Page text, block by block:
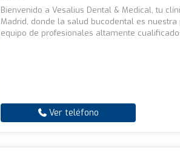
Bienvenido a Vesalius Dental & Medical, tu
Madrid, donde la salud bucodental es nuestra
equipo de profesionales altamente
Ver teléfono